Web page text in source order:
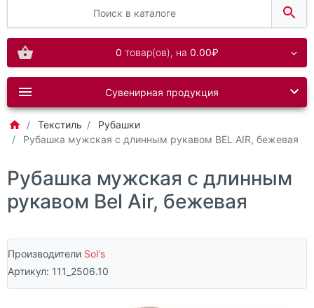
0 товар(ов), на 0.00₽
Сувенирная продукция
Текстиль
Рубашки
Рубашка мужская с длинным рукавом BEL AIR, бежевая
Рубашка мужская с длинным
рукавом Bel Air, бежевая
Производители Sol's
Артикул: 111_2506.10